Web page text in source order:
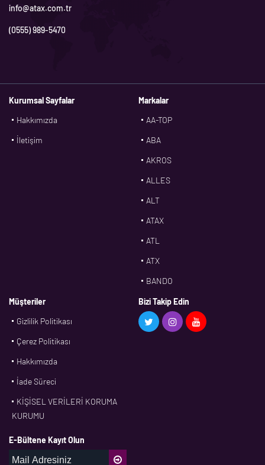
info@atax.com.tr
(0555) 989-5470
Kurumsal Sayfalar
Hakkımızda
İletişim
Markalar
AA-TOP
ABA
AKROS
ALLES
ALT
ATAX
ATL
ATX
BANDO
BMS
CDF
Müşteriler
Gizlilik Politikası
Çerez Politikası
Hakkımızda
İade Süreci
KİŞİSEL VERİLERİ KORUMA
KURUMU
Bizi Takip Edin
E-Bültene Kayıt Olun